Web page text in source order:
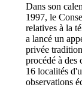
Dans son
1997, le
relatives à la
a lancé un
privée
procédé à des
16 localités
observations